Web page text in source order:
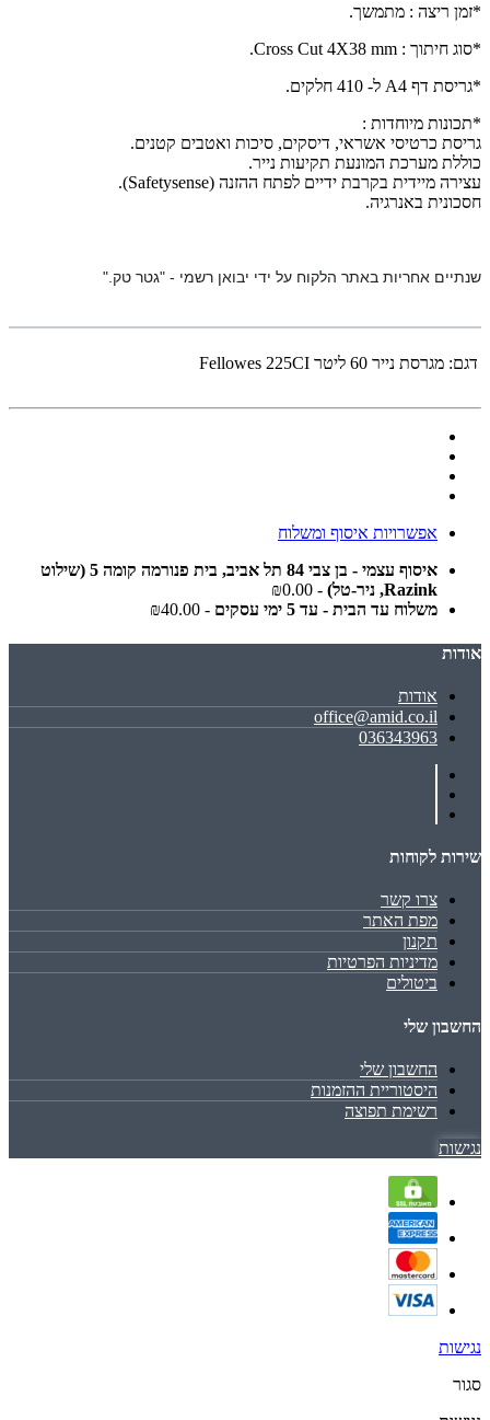
*זמן ריצה : מתמשך.
*סוג חיתוך : Cross Cut 4X38 mm
.
*גריסת דף A4 ל- 410 חלקים.
*תכונות מיוחדות :
גריסת כרטיסי אשראי, דיסקים, סיכות ואטבים קטנים.
כוללת מערכת המונעת תקיעות נייר.
עצירה מיידית בקרבת ידיים לפתח ההזנה (Safetysense)
.
חסכונית באנרגיה.
שנתיים אחריות באתר הלקוח על ידי יבואן רשמי - "גטר טק".
דגם: מגרסת נייר ‏60 ‏ליטר Fellowes 225CI
אפשרויות איסוף ומשלוח
איסוף עצמי - בן צבי 84 תל אביב, בית פנורמה קומה 5 (שילוט
Razink, ניר-טל)
- ₪0.00
משלוח עד הבית - עד 5 ימי עסקים
- ₪40.00
אודות
אודות
office@amid.co.il
036343963
שירות לקוחות
צרו קשר
מפת האתר
תקנון
מדיניות הפרטיות
ביטולים
החשבון שלי
החשבון שלי
היסטוריית ההזמנות
רשימת תפוצה
נגישות
נגישות
סגור